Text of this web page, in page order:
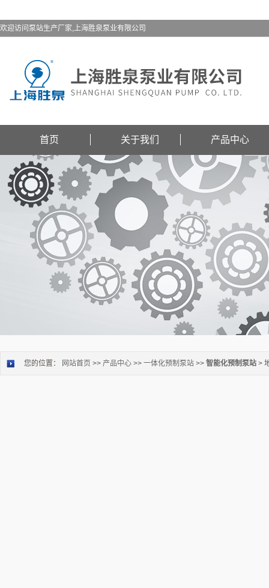
欢迎访问泵站生产厂家,上海胜泉泵业有限公司
首页 关于我们 产品中心
您的位置： 网站首页 >> 产品中心 >> 一体化预制泵站 >> 智能化预制泵站 >